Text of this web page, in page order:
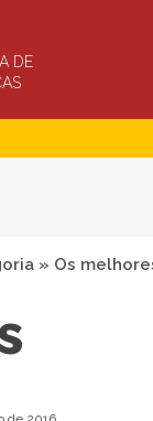
DE
» Os